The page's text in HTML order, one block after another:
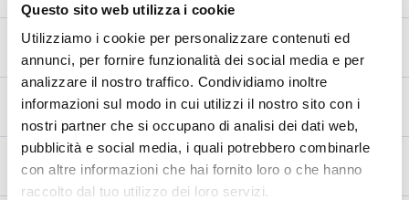
Questo sito web utilizza i cookie
Utilizziamo i cookie per personalizzare contenuti ed
annunci, per fornire funzionalità dei social media e per
analizzare il nostro traffico. Condividiamo inoltre
informazioni sul modo in cui utilizzi il nostro sito con i
nostri partner che si occupano di analisi dei dati web,
pubblicità e social media, i quali potrebbero combinarle
con altre informazioni che hai fornito loro o che hanno
raccolto dal tuo utilizzo dei loro servizi.
Matériau du raccord
Titane
Type de Fixation
Support
Homologation – EC / ECE
Oui - Approuvé pour un usage routier - Euro 5+